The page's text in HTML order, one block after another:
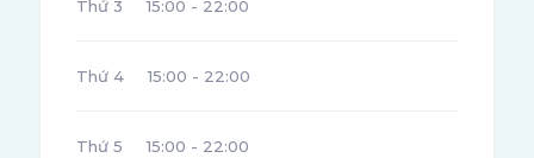
Thứ 3 15:00 - 22:00
Thứ 4 15:00 - 22:00
Thứ 5 15:00 - 22:00